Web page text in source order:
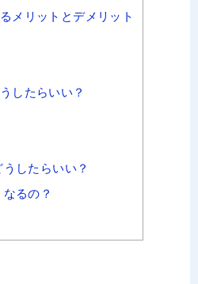
メリットとデメリット
したらいい？
したらいい？
るの？